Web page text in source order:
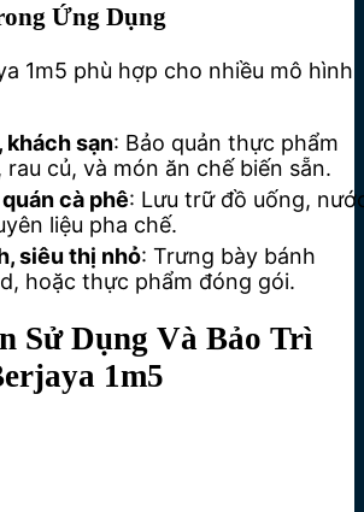
Ứng Dụng
1m5 phù hợp cho nhiều mô hình
khách sạn: Bảo quản thực phẩm
củ, và món ăn chế biến sẵn.
cà phê: Lưu trữ đồ uống,
liệu pha chế.
siêu thị nhỏ: Trưng bày bánh
hoặc thực phẩm đóng gói.
Sử Dụng Và Bảo Trì
1m5